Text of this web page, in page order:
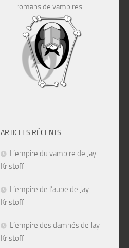
romans de vampires…
ARTICLES RÉCENTS
L’empire du vampire de Jay
Kristoff
L’empire de l’aube de Jay
Kristoff
L’empire des damnés de Jay
Kristoff